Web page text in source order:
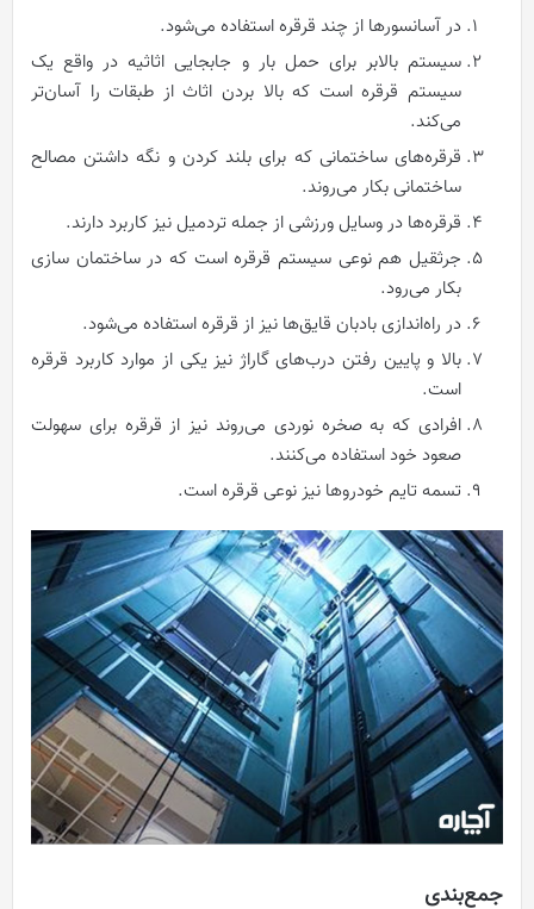
در آسانسورها از چند قرقره استفاده می‌شود.
سیستم بالابر برای حمل بار و جابجایی اثاثیه در واقع یک
سیستم قرقره است که بالا بردن اثاث از طبقات را آسان‌تر
می‌کند.
قرقره‌های ساختمانی که برای بلند کردن و نگه داشتن مصالح
ساختمانی بکار می‌روند.
قرقره‌ها در وسایل ورزشی از جمله تردمیل نیز کاربرد دارند.
جرثقیل هم نوعی سیستم قرقره است که در ساختمان سازی
بکار می‌رود.
در راه‌اندازی بادبان قایق‌ها نیز از قرقره استفاده می‌شود.
بالا و پایین رفتن درب‌های گاراژ نیز یکی از موارد کاربرد قرقره
است.
افرادی که به صخره نوردی می‌روند نیز از قرقره برای سهولت
صعود خود استفاده می‌کنند.
تسمه تایم خودروها نیز نوعی قرقره است.
جمع‌بندی